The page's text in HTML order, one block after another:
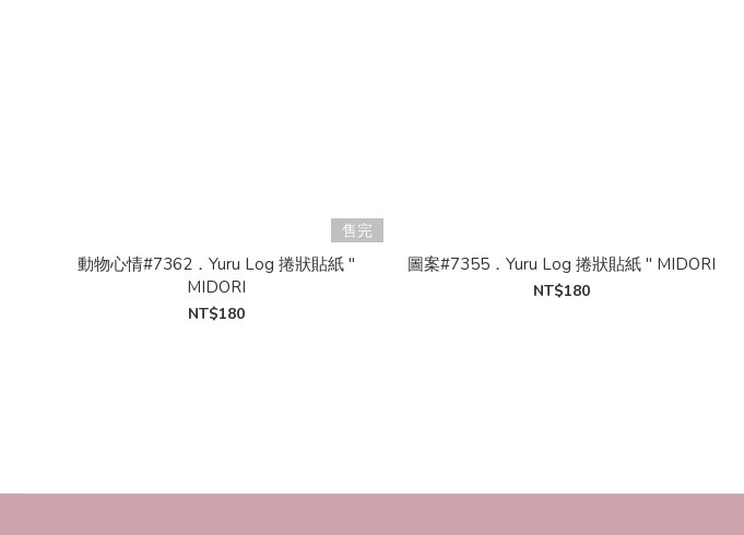
售完
動物心情#7362．Yuru Log 捲狀貼紙 "
MIDORI
NT$180
圖案#7355．Yuru Log 捲狀貼紙 " MIDORI
NT$180